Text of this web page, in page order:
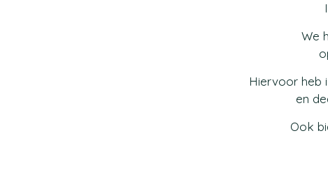
We
Hiervoor heb
en
Ook